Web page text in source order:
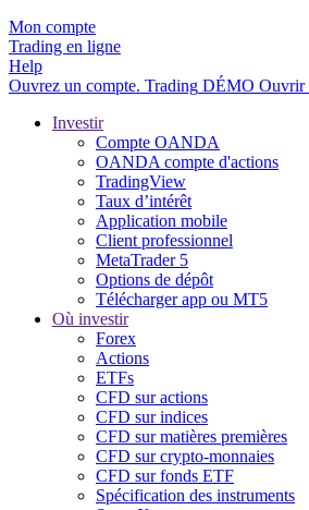
Mon compte
Trading en ligne
Help
Ouvrez un compte. Trading DÉMO Ouvrir
Investir
Compte OANDA
OANDA compte d'actions
TradingView
Taux d’intérêt
Application mobile
Client professionnel
MetaTrader 5
Options de dépôt
Télécharger app ou MT5
Où investir
Forex
Actions
ETFs
CFD sur actions
CFD sur indices
CFD sur matières premières
CFD sur crypto-monnaies
CFD sur fonds ETF
Spécification des instruments